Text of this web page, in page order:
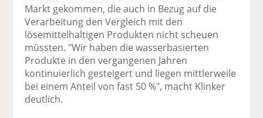
Markt gekommen, die auch in Bezug auf die
Verarbeitung den Vergleich mit den
lösemittelhaltigen Produkten nicht scheuen
müssten. "Wir haben die wasserbasierten
Produkte in den vergangenen Jahren
kontinuierlich gesteigert und liegen mittlerweile
bei einem Anteil von fast 50 %", macht Klinker
deutlich.